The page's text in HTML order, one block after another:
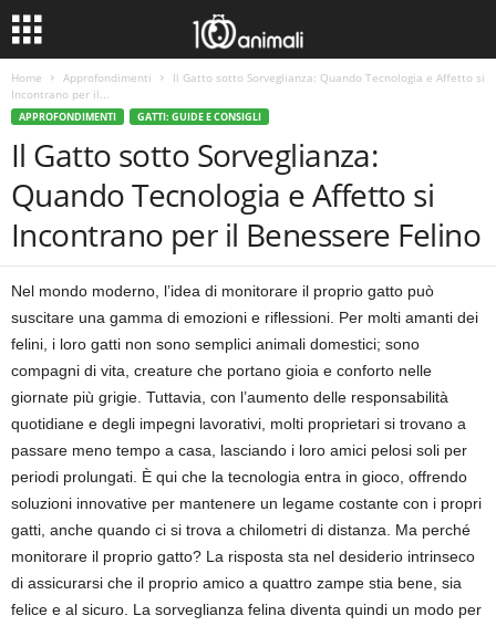
Home Approfondimenti
Il Gatto sotto Sorveglianza: Quando Tecnologia e Affetto si
Incontrano per il...
APPROFONDIMENTI GATTI: GUIDE E CONSIGLI
Il Gatto sotto Sorveglianza:
Quando Tecnologia e Affetto si
Incontrano per il Benessere Felino
Nel mondo moderno, l’idea di monitorare il proprio gatto può
suscitare una gamma di emozioni e riflessioni. Per molti amanti dei
felini, i loro gatti non sono semplici animali domestici; sono
compagni di vita, creature che portano gioia e conforto nelle
giornate più grigie. Tuttavia, con l’aumento delle responsabilità
quotidiane e degli impegni lavorativi, molti proprietari si trovano a
passare meno tempo a casa, lasciando i loro amici pelosi soli per
periodi prolungati. È qui che la tecnologia entra in gioco, offrendo
soluzioni innovative per mantenere un legame costante con i propri
gatti, anche quando ci si trova a chilometri di distanza. Ma perché
monitorare il proprio gatto? La risposta sta nel desiderio intrinseco
di assicurarsi che il proprio amico a quattro zampe stia bene, sia
felice e al sicuro. La sorveglianza felina diventa quindi un modo per